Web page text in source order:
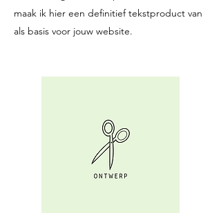
maak ik hier een definitief tekstproduct van
als basis voor jouw website.